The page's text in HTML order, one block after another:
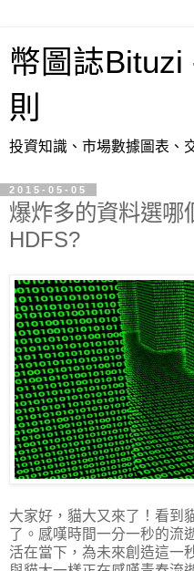
幣圖誌
則
投資知識、市場數據圖表、
2015-05-05
爆炸多的資料選哪
HDFS?
大家好，貓大又來了！看到
了。感嘆時間一分一秒的流
活在當下，為未來創造這一